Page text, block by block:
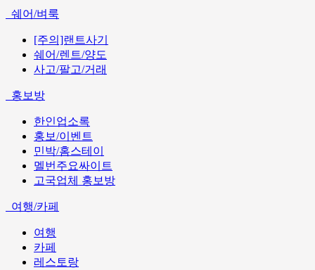
쉐어/벼룩
[주의]랜트사기
쉐어/렌트/양도
사고/팔고/거래
홍보방
한인업소록
홍보/이벤트
민박/홈스테이
멜번주요싸이트
고국업체 홍보방
여행/카페
여행
카페
레스토랑